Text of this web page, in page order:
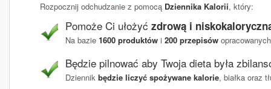
Rozpocznij odchudzanie z pomocą Dziennika Kalorii, który:
Pomoże Ci ułożyć zdrową i
Na bazie 1600 produktów i 200 przepisów
Będzie pilnować aby Twoja dieta była
Dziennik będzie liczyć spożywane kalorie, białka oraz